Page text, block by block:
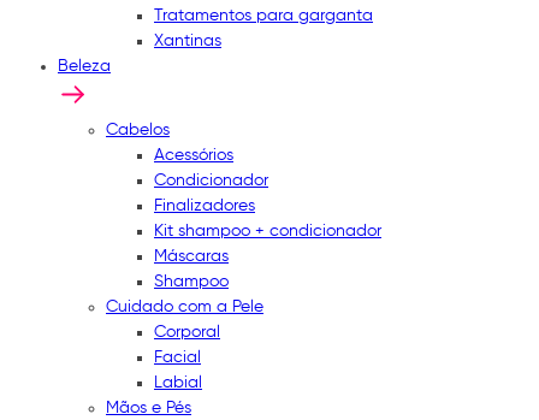
Tratamentos para garganta
Xantinas
Beleza
Cabelos
Acessórios
Condicionador
Finalizadores
Kit shampoo + condicionador
Máscaras
Shampoo
Cuidado com a Pele
Corporal
Facial
Labial
Mãos e Pés